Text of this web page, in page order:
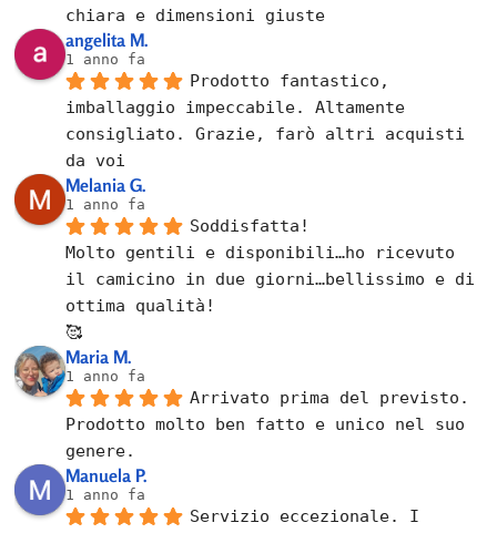
chiara e dimensioni giuste
angelita M.
1 anno fa
Prodotto fantastico,
imballaggio impeccabile. Altamente
consigliato. Grazie, farò altri acquisti
da voi
Melania G.
1 anno fa
Soddisfatta!
Molto gentili e disponibili…ho ricevuto
il camicino in due giorni…bellissimo e di
ottima qualità!
🥰
Maria M.
1 anno fa
Arrivato prima del previsto.
Prodotto molto ben fatto e unico nel suo
genere.
Manuela P.
1 anno fa
Servizio eccezionale. I